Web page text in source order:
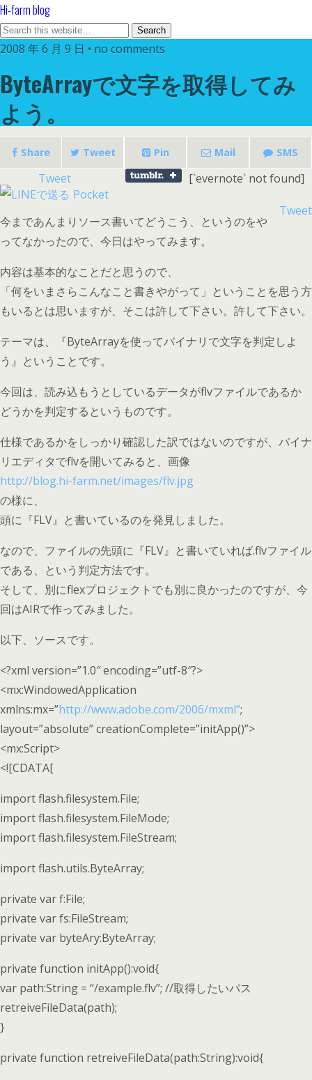
Hi-farm blog
2008 年 6 月 9 日 • no comments
ByteArrayで文字を取得してみ
よう。
Share Tweet Pin Mail SMS
Tweet
[`evernote` not found]
Pocket
Tweet
今まであんまりソース書いてどうこう、というのをや
ってなかったので、今日はやってみます。
内容は基本的なことだと思うので、
「何をいまさらこんなこと書きやがって」ということを思う方
もいるとは思いますが、そこは許して下さい。許して下さい。
テーマは、『ByteArrayを使ってバイナリで文字を判定しよ
う』ということです。
今回は、読み込もうとしているデータがflvファイルであるか
どうかを判定するというものです。
仕様であるかをしっかり確認した訳ではないのですが、バイナ
リエディタでflvを開いてみると、画像
http://blog.hi-farm.net/images/flv.jpg
の様に、
頭に『FLV』と書いているのを発見しました。
なので、ファイルの先頭に『FLV』と書いていれば.flvファイル
である、という判定方法です。
そして、別にflexプロジェクトでも別に良かったのですが、今
回はAIRで作ってみました。
以下、ソースです。
<?xml version=”1.0″ encoding=”utf-8″?>
<mx:WindowedApplication
xmlns:mx=”http://www.adobe.com/2006/mxml”;
layout=”absolute” creationComplete=”initApp()”>
<mx:Script>
<![CDATA[
import flash.filesystem.File;
import flash.filesystem.FileMode;
import flash.filesystem.FileStream;
import flash.utils.ByteArray;
private var f:File;
private var fs:FileStream;
private var byteAry:ByteArray;
private function initApp():void{
var path:String = “/example.flv”; //取得したいパス
retreiveFileData(path);
}
private function retreiveFileData(path:String):void{